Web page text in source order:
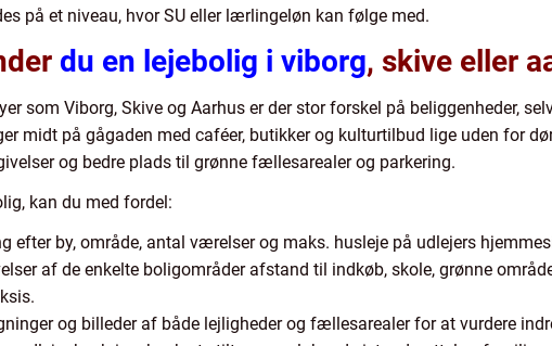
på et niveau, hvor SU eller lærlingeløn kan følge med.
du en lejebolig i viborg, skive eller
som Viborg, Skive og Aarhus er der stor forskel på beliggenheder,
midt på gågaden med caféer, butikker og kulturtilbud lige uden for
og bedre plads til grønne fællesarealer og parkering.
kan du med fordel:
efter by, område, antal værelser og maks. husleje på udlejers
af de enkelte boligområder afstand til indkøb, skole, grønne
og billeder af både lejligheder og fællesarealer for at vurdere